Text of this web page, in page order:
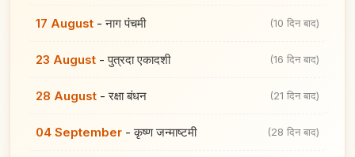
17 August -नाग पंचमी (10 दिन बाद)
23 August -पुत्रदा एकादशी (16 दिन बाद)
28 August -रक्षा बंधन (21 दिन बाद)
04 September -कृष्ण जन्माष्टमी (28 दिन बाद)